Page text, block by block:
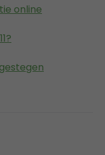
online